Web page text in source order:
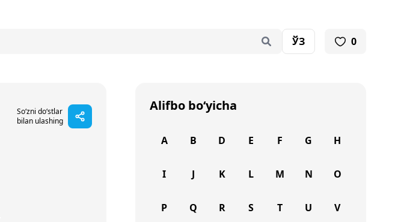
ЎЗ 0
So‘zni do‘stlar
bilan ulashing
Alifbo bo‘yicha
A B D E F G H
I J K L M N O
P Q R S T U V